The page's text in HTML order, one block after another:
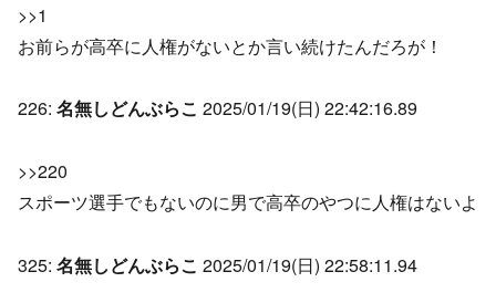
>>1
お前らが高卒に人権がないとか言い続けたんだろが！
226: 名無しどんぶらこ 2025/01/19(日) 22:42:16.89
>>220
スポーツ選手でもないのに男で高卒のやつに人権はないよ
325: 名無しどんぶらこ 2025/01/19(日) 22:58:11.94